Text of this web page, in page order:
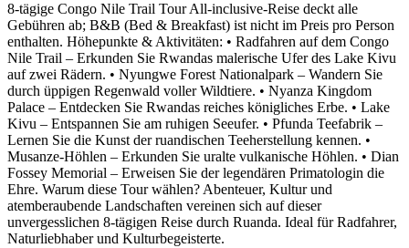
8-tägige Congo Nile Trail Tour All-inclusive-Reise deckt alle
Gebühren ab; B&B (Bed & Breakfast) ist nicht im Preis pro Person
enthalten. Höhepunkte & Aktivitäten: • Radfahren auf dem Congo
Nile Trail – Erkunden Sie Rwandas malerische Ufer des Lake Kivu
auf zwei Rädern. • Nyungwe Forest Nationalpark – Wandern Sie
durch üppigen Regenwald voller Wildtiere. • Nyanza Kingdom
Palace – Entdecken Sie Rwandas reiches königliches Erbe. • Lake
Kivu – Entspannen Sie am ruhigen Seeufer. • Pfunda Teefabrik –
Lernen Sie die Kunst der ruandischen Teeherstellung kennen. •
Musanze-Höhlen – Erkunden Sie uralte vulkanische Höhlen. • Dian
Fossey Memorial – Erweisen Sie der legendären Primatologin die
Ehre. Warum diese Tour wählen? Abenteuer, Kultur und
atemberaubende Landschaften vereinen sich auf dieser
unvergesslichen 8-tägigen Reise durch Ruanda. Ideal für Radfahrer,
Naturliebhaber und Kulturbegeisterte.